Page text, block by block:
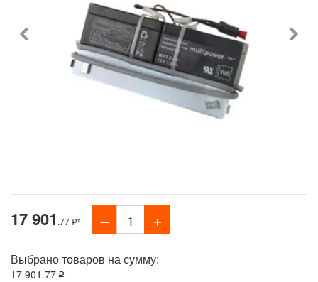
17 901 .77 *
Выбрано товаров на сумму:
17 901 .77